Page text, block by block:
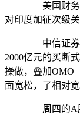
美国财务部
对印度加征次级关
中信证券
2000亿元的买断
操做，叠加OMO
面宽松，了相对
周四的A股